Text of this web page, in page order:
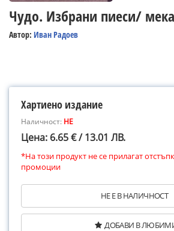
Чудо. Избрани пиеси/
Автор: Иван Радоев
Хартиено издание
Наличност: НЕ
Цена: 6.65 € / 13.01 ЛВ.
*На този продукт не се прилагат
промоции
НЕ Е В НАЛИЧНОСТ
ДОБАВИ В